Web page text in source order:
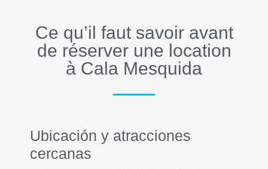
Ce qu’il faut savoir avant
de réserver une location
à Cala Mesquida
Ubicación y atracciones
cercanas